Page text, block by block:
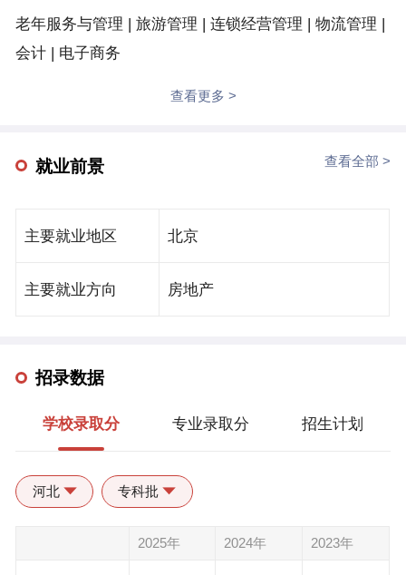
学生全面发展。近年来，学校获国家教学成果奖4项、
全国教材建设奖3项，“十四五”国家级规划教材22部、国
源库建设项目3个；建有全国党建工作样板支部2个、全
级骨干专业6个、国家级生产性实训基地2个、国家级电
园区等。学生参加技能大赛、创新创业大赛屡获佳绩；
管理试点单位、教育部新金融智慧学习工场项目试点院
首批深化创新创业教育改革示范校、江苏省高校毕业生
就业工作先进集体、江苏省依法治校示范校等称号。学
校加强科研队伍与科技平台建设，不断提升科学研究水
平、科技创新能力和社会服务能力，建有国家级协同创
新中心2个、省级工程研发中心3个，省级大学科技园、
点院校、全国现代服务业产教融合试验区、全国大学生
创业示范园区等。学生参加技能大赛、创新创业大赛屡
到社会好评。学校荣获全国健康学校、教育部“一站
场项目试点院校、江苏省绿色学校、江苏省智慧校园示
校等称号。
老年服务与管理 | 旅游管理 | 连锁经营管理 | 物流管理 |
会计 | 电子商务
查看更多 >
就业前景 查看全部 >
主要就业地区 北京
主要就业方向 房地产
招录数据
学校录取分 专业录取分 招生计划
河北 专科批
2025年 2024年 2023年